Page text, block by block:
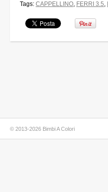
Tags: CAPPELLINO, FERRI 3.5,
© 2013-2026 Bimbi A Colori